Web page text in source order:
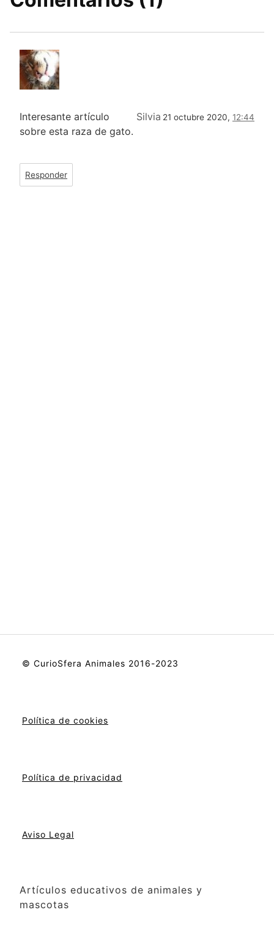
Silvia 21 octubre 2020, 12:44
Interesante artículo
sobre esta raza de gato.
Responder
© CurioSfera Animales 2016-2023
Política de cookies
Política de privacidad
Aviso Legal
Artículos educativos de animales y
mascotas